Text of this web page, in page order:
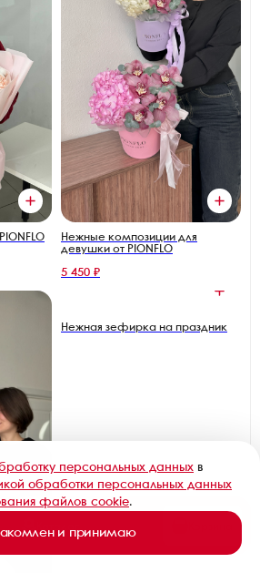
Нежные композиции для
девушки от PIONFLO
5 450 ₽
персональных данных в
обработки персональных данных
файлов cookie.
и принимаю